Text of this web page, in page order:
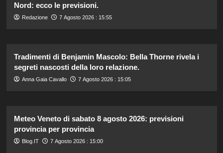
Nord: ecco le previsioni.
Redazione 7 Agosto 2026 : 15:55
Tradimenti di Benjamin Mascolo: Bella Thorne rivela i
segreti nascosti della loro relazione.
Anna Gaia Cavallo 7 Agosto 2026 : 15:05
Meteo Veneto di sabato 8 agosto 2026: previsioni
provincia per provincia
Blog.IT 7 Agosto 2026 : 15:00